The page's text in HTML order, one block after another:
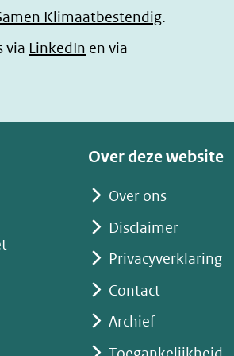
Klimaatbestendig.
via LinkedIn (opent
venster)
(verwijst
een
andere
website)
en via
Over deze website
Over ons
Disclaimer
Privacyverklaring
Contact
Archief